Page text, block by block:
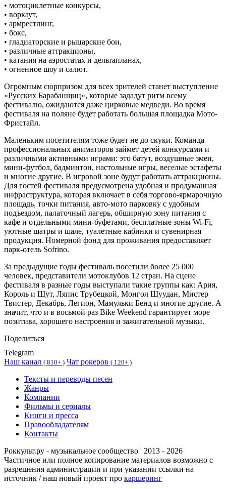
• мотоциклетные конкурсы,
• воркаут,
• армрестлинг,
• бокс,
• гладиаторские и рыцарские бои,
• различные аттракционы,
• катания на аэростатах и дельтапланах,
• огненное шоу и салют.
Огромным сюрпризом для всех зрителей станет выступление
«Русских Барабанщиц», которые зададут ритм всему
фестивалю, ожидаются даже цирковые медведи. Во время
фестиваля на поляне будет работать большая площадка Мото-
Фристайл.
Маленьким посетителям тоже будет не до скуки. Команда
профессиональных аниматоров займет детей конкурсами и
различными активными играми: это батут, воздушные змеи,
мини-футбол, бадминтон, настольные игры, веселые эстафеты
и многие другие. В игровой зоне будут работать аттракционы.
Для гостей фестиваля предусмотрена удобная и продуманная
инфраструктура, которая включает в себя торгово-ярмарочную
площадь, точки питания, авто-мото парковку с удобным
подъездом, палаточный лагерь, обширную зону питания с
кафе и отдельными мини-буфетами, бесплатные зоны Wi-Fi,
уютные шатры и шале, туалетные кабинки и сувенирная
продукция. Номерной фонд для проживания предоставляет
парк-отель Sofrino.
За предыдущие годы фестиваль посетили более 25 000
человек, представители мотоклубов 12 стран. На сцене
фестиваля в разные годы выступали такие группы как: Ария,
Король и Шут, Ляпис Трубецкой, Монгол Шуудан, Мистер
Твистер, Декабрь, Легион, Мамульки Бенд и многие другие. А
значит, что и в восьмой раз Bike Weekend гарантирует море
позитива, хорошего настроения и зажигательной музыки.
Поделиться
Telegram
Наш канал ( 810+ ) Чат рокеров ( 120+ )
Тексты и переводы песен
Жанры
Компании
Фильмы и сериалы
Книги и пресса
Правообладателям
Контакты
Роккульт.ру - музыкальное сообщество | 2013 - 2026
Частичное или полное копирование материалов возможно с
разрешения администрации и при указании ссылки на
источник / наш новый проект про каршеринг